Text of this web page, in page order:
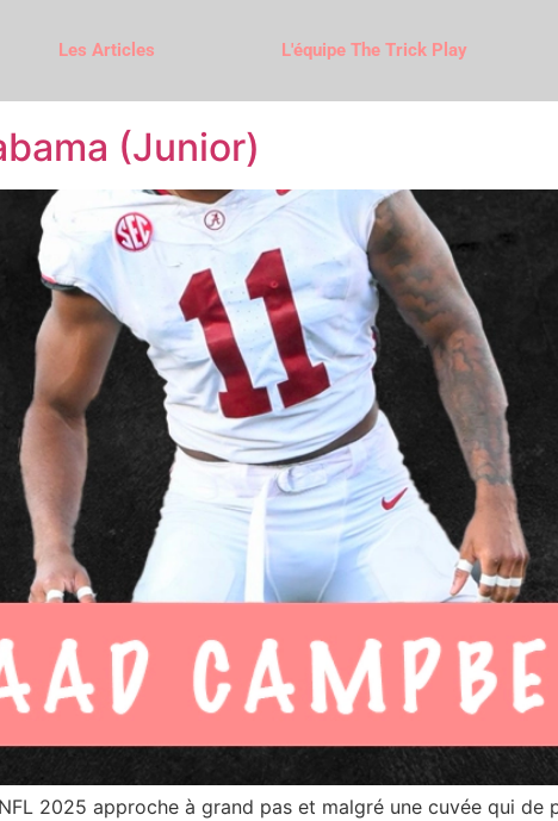
Les Articles L'équipe The Trick Play
(Junior)
2025 approche à grand pas et malgré une cuvée qui de